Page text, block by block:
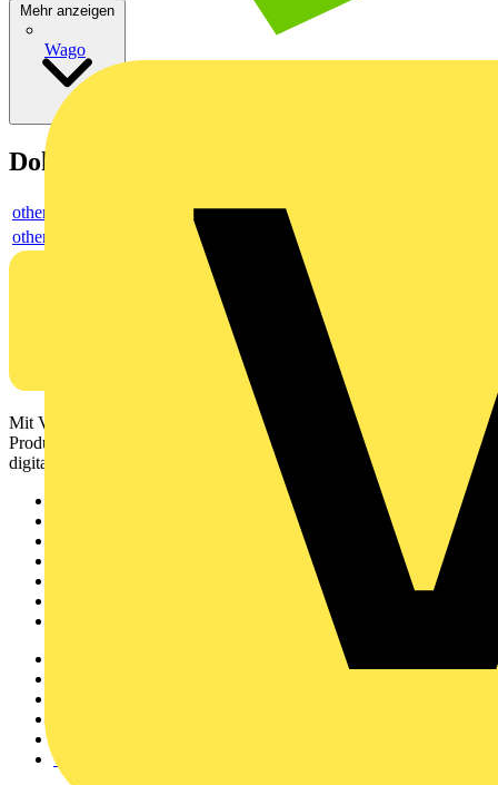
Wago
Mehr anzeigen
Dokumente
others
others
Mit Voltimum erhalten Elektrofachkräfte Zugang zu Branchennews,
Produktinformationen, Schulungen und Tools – alles auf einer
digitalen Plattform und Community.
voltimum.com